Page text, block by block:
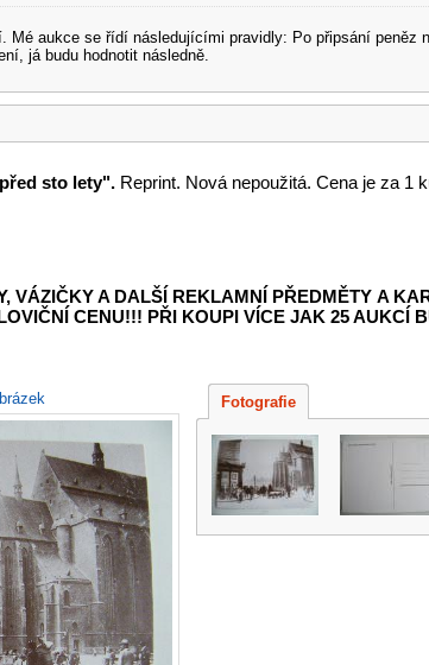
aukce se řídí následujícími pravidly: Po připsání peněz
já budu hodnotit následně.
sto lety". Reprint. Nová nepoužitá. Cena je za 1
VÁZIČKY A DALŠÍ REKLAMNÍ PŘEDMĚTY A
CENU!!! PŘI KOUPI VÍCE JAK 25 AUKCÍ
Fotografie